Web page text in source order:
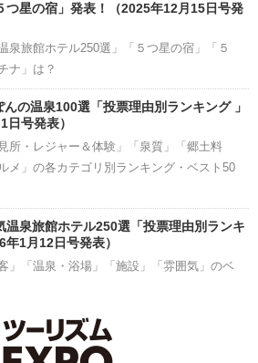
つ星の宿」発表！（2025年12月15日号発
泉旅館ホテル250選」「５つ星の宿」「５
ナ」は？
の温泉100選「投票理由別ランキング 」
日号発表）
所・レジャー＆体験」「泉質」「郷土料
メ」の各カテゴリ別ランキング・ベスト50
温泉旅館ホテル250選「投票理由別ランキ
1月12日号発表）
」「温泉・浴場」「施設」「雰囲気」のベ